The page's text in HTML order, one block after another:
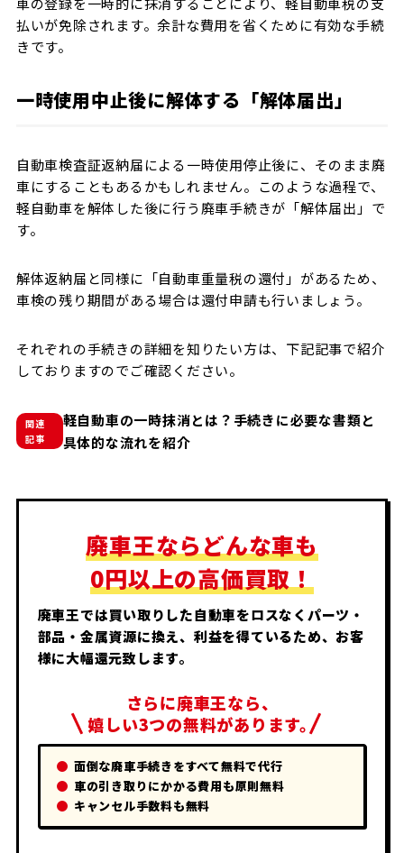
払いが免除されます。余計な費用を省くために有効な手続
きです。
一時使用中止後に解体する「解体届出」
自動車検査証返納届による一時使用停止後に、そのまま廃
車にすることもあるかもしれません。このような過程で、
軽自動車を解体した後に行う廃車手続きが「解体届出」で
す。
解体返納届と同様に「自動車重量税の還付」があるため、
車検の残り期間がある場合は還付申請も行いましょう。
それぞれの手続きの詳細を知りたい方は、下記記事で紹介
しておりますのでご確認ください。
関連
記事
軽自動車の一時抹消とは？手続きに必要な書類と
具体的な流れを紹介
廃車王ならどんな車も
0円以上の高価買取！
廃車王では買い取りした自動車をロスなくパーツ・
部品・金属資源に換え、利益を得ているため、お客
様に大幅還元致します。
さらに廃車王なら、
嬉しい3つの無料があります。
面倒な廃車手続きをすべて無料で代行
車の引き取りにかかる費用も原則無料
キャンセル手数料も無料